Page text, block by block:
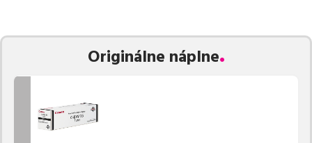
Vieme, že pri nákupe zohráva dôležitú úlohu aj dostupnosť. Preto
pravidelne naskladňovať produkty, aby boli ihneď k
dispozícii na odoslanie.
Ak si pri výbere nie ste istí, ktoré riešenie je pre vaše potreby
najvhodnejšie, alebo máte akékoľvek ďalšie otázky, môžete sa na
Originálne náplne